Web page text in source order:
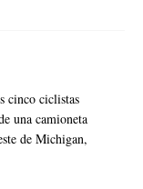
cinco ciclistas
una camioneta
de Michigan,